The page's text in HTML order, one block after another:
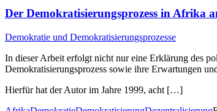
Der Demokratisierungsprozess in Afrika
Demokratie und Demokratisierungsprozesse
In dieser Arbeit erfolgt nicht nur eine Erklärung des
Demokratisierungsprozess sowie ihre Erwartungen
Hierfür hat der Autor im Jahre 1999, acht […]